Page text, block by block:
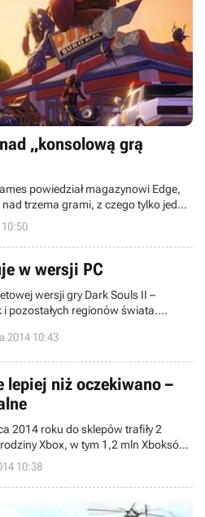
„konsolową grą
powiedział magazynowi Edge,
trzema grami, z czego tylko jedna
oficjalnie zapowiedziana.
produkcja wysokiej klasy” i „ambitny”
w wersji PC
wersji gry Dark Souls II –
pozostałych regionów świata.
od From Software została wydana w
w polskiej kinowej wersji
2014 10:43
lepiej niż oczekiwano –
2014 roku do sklepów trafiły 2
Xbox, w tym 1,2 mln Xboksów
Microsoft, Satya Nadella, jest
i optymistycznie patrzy w
10:38